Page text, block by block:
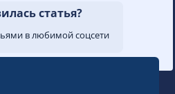
способов оплаты
на конверсию
статья?
в любимой соцсети